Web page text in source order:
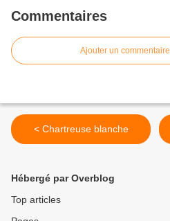
Commentaires
Ajouter un commentaire
< Chartreuse blanche
Hébergé par Overblog
Top articles